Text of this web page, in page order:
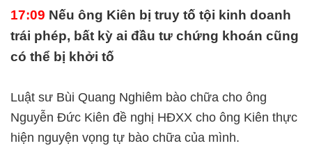
17:09 Nếu ông Kiên bị truy tố tội kinh doanh
trái phép, bất kỳ ai đầu tư chứng khoán cũng
có thể bị khởi tố
Luật sư Bùi Quang Nghiêm bào chữa cho ông
Nguyễn Đức Kiên đề nghị HĐXX cho ông Kiên thực
hiện nguyện vọng tự bào chữa của mình.